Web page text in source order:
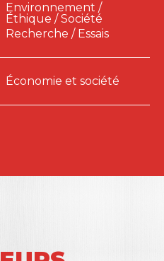
Environnement /
Éthique / Société
Recherche / Essais
Économie et société